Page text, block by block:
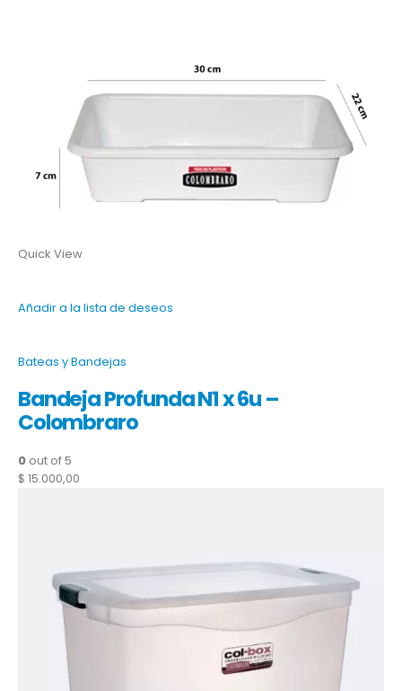
Quick View
Añadir a la lista de deseos
Bateas y Bandejas
Bandeja Profunda N1 x 6u –
Colombraro
0 out of 5
$ 15.000,00